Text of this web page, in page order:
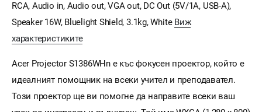
RCA, Audio in, Audio out, VGA out, DC Out (5V/1A, USB-A),
Speaker 16W, Bluelight Shield, 3.1kg, White Виж
характеристиките
Acer Projector S1386WHn е къс фокусен проектор, който е
идеалният помощник на всеки учител и преподавател.
Този проектор ще ви помогне да направите всеки ваш